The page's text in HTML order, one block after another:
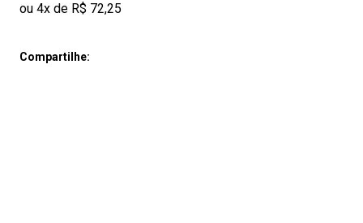
ou 4x de R$ 72,25
Compartilhe: